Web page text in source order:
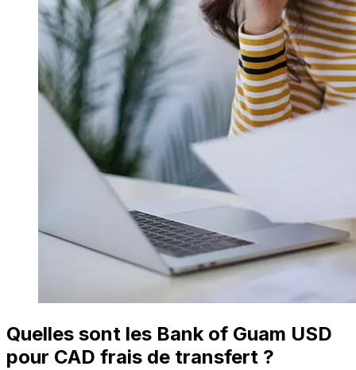
Quelles sont les Bank of Guam USD
pour CAD frais de transfert ?